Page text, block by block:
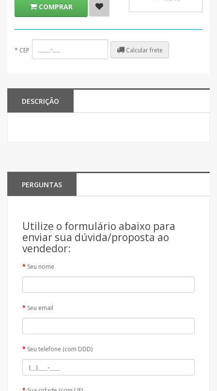
COMPRAR
* CEP Calcular frete
DESCRIÇÃO
PERGUNTAS
Utilize o formulário abaixo para
enviar sua dúvida/proposta ao
vendedor:
Seu nome
Seu email
Seu telefone (com DDD)